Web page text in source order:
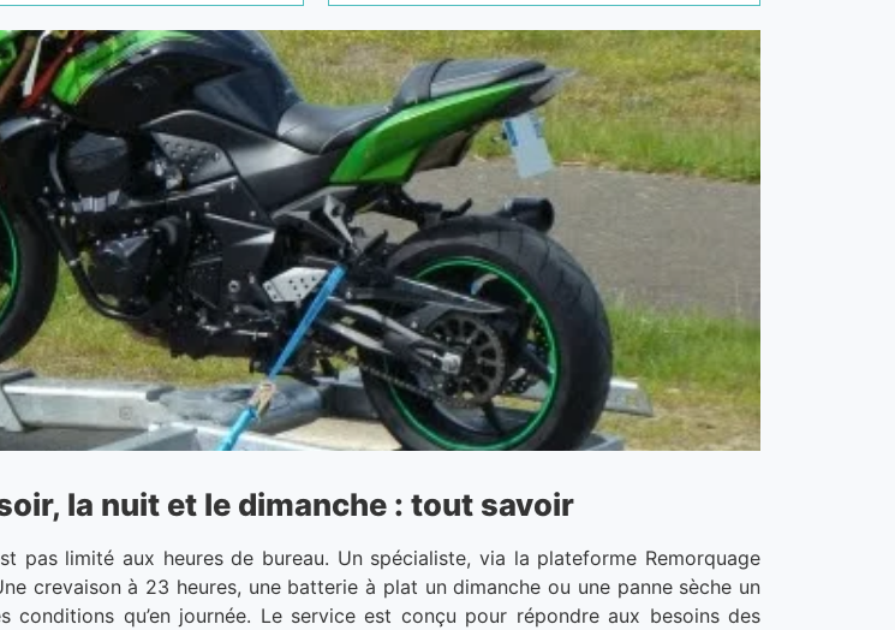
la nuit et le dimanche : tout savoir
pas limité aux heures de bureau. Un spécialiste, via la plateforme Remorquage
crevaison à 23 heures, une batterie à plat un dimanche ou une panne sèche un
qu’en journée. Le service est conçu pour répondre aux besoins des